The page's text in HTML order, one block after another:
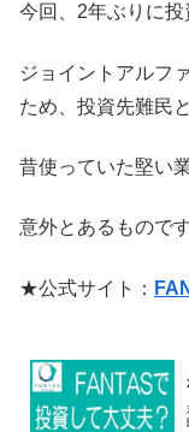
今回、2年ぶりに投
ジョイントアルフ
ため、投資先難民
昔使っていた堅い
意外とあるもので
★公式サイト：